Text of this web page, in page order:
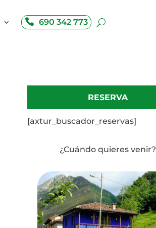
690 342 773
RESERVA
[axtur_buscador_reservas]
¿Cuándo quieres venir?